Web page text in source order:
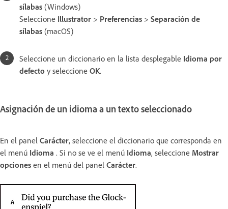
sílabas (Windows)
Seleccione Illustrator > Preferencias > Separación de
sílabas (macOS)
Seleccione un diccionario en la lista desplegable Idioma por
defecto y seleccione OK.
Asignación de un idioma a un texto seleccionado
En el panel Carácter, seleccione el diccionario que corresponda en
el menú Idioma . Si no se ve el menú Idioma, seleccione Mostrar
opciones en el menú del panel Carácter.